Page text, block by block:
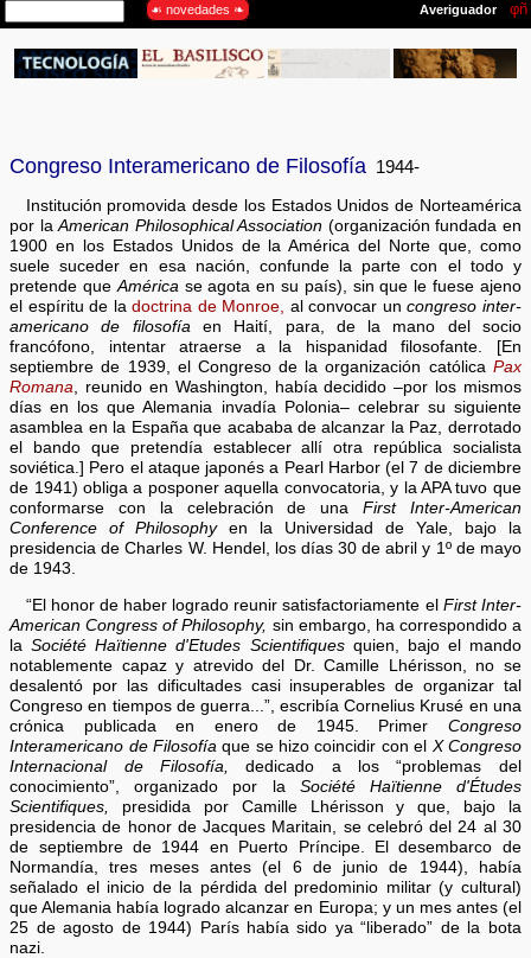
Congreso Interamericano de Filosofía 1944-
Institución promovida desde los Estados Unidos de Norteamérica
por laAmerican Philosophical Association (organización fundada en
1900 en los Estados Unidos de la América del Norte que, como
suele suceder en esa nación, confunde la parte con el todo y
pretende queAméricase agota en su país), sin que le fuese ajeno
el espíritu de ladoctrina de Monroe, al convocar uncongreso inter-
americano de filosofíaen Haití, para, de la mano del socio
francófono, intentar atraerse a la hispanidad filosofante. [En
septiembre de 1939, el Congreso de la organización católica Pax
Romana, reunido en Washington, había decidido –por los mismos
días en los que Alemania invadía Polonia– celebrar su siguiente
asamblea en la España que acababa de alcanzar la Paz, derrotado
el bando que pretendía establecer allí otra república socialista
soviética.] Pero el ataque japonés a Pearl Harbor (el 7 de diciembre
de 1941) obliga a posponer aquella convocatoria, y la APA tuvo que
conformarse con la celebración de unaFirst Inter-American
Conference of Philosophyen la Universidad de Yale, bajo la
presidencia de Charles W. Hendel, los días 30 de abril y 1º de mayo
de 1943.
“El honor de haber logrado reunir satisfactoriamente el First Inter-
American Congress of Philosophy, sin embargo, ha correspondido a
laSociété Haïtienne d'Etudes Scientifiquesquien, bajo el mando
notablemente capaz y atrevido del Dr. Camille Lhérisson, no se
desalentó por las dificultades casi insuperables de organizar tal
Congreso en tiempos de guerra...”, escribía Cornelius Krusé en una
crónica publicada en enero de 1945. Primer Congreso
Interamericano de Filosofía que se hizo coincidir con el X Congreso
Internacional de Filosofía,
dedicado a los “problemas del
conocimiento”, organizado por la Société Haïtienne d'Études
Scientifiques,
presidida por Camille Lhérisson y que, bajo la
presidencia de honor de Jacques Maritain, se celebró del 24 al 30
de septiembre de 1944 en Puerto Príncipe. El desembarco de
Normandía, tres meses antes (el 6 de junio de 1944), había
señalado el inicio de la pérdida del predominio militar (y cultural)
que Alemania había logrado alcanzar en Europa; y un mes antes (el
25 de agosto de 1944) París había sido ya “liberado” de la bota
nazi.